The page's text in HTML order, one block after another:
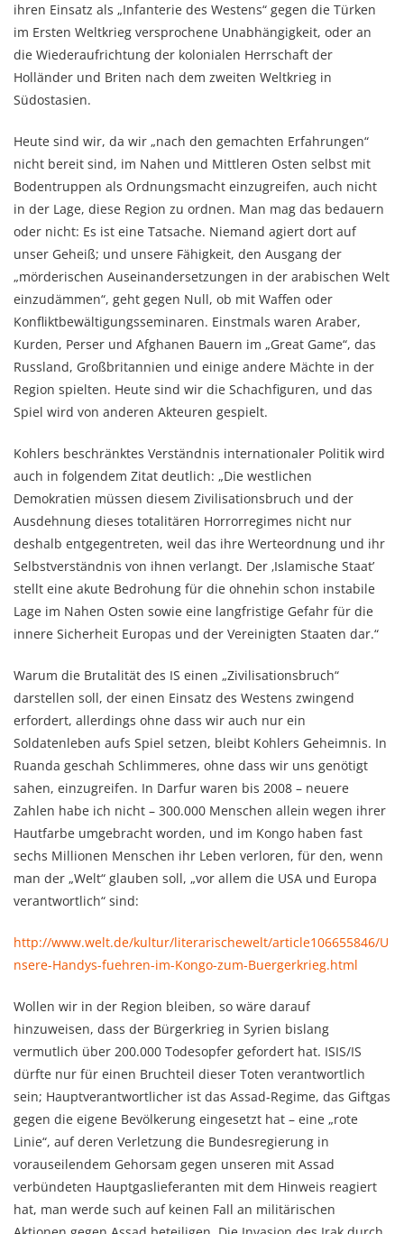
ihren Einsatz als „Infanterie des Westens“ gegen die Türken
im Ersten Weltkrieg versprochene Unabhängigkeit, oder an
die Wiederaufrichtung der kolonialen Herrschaft der
Holländer und Briten nach dem zweiten Weltkrieg in
Südostasien.
Heute sind wir, da wir „nach den gemachten Erfahrungen“
nicht bereit sind, im Nahen und Mittleren Osten selbst mit
Bodentruppen als Ordnungsmacht einzugreifen, auch nicht
in der Lage, diese Region zu ordnen. Man mag das bedauern
oder nicht: Es ist eine Tatsache. Niemand agiert dort auf
unser Geheiß; und unsere Fähigkeit, den Ausgang der
„mörderischen Auseinandersetzungen in der arabischen Welt
einzudämmen“, geht gegen Null, ob mit Waffen oder
Konfliktbewältigungsseminaren. Einstmals waren Araber,
Kurden, Perser und Afghanen Bauern im „Great Game“, das
Russland, Großbritannien und einige andere Mächte in der
Region spielten. Heute sind wir die Schachfiguren, und das
Spiel wird von anderen Akteuren gespielt.
Kohlers beschränktes Verständnis internationaler Politik wird
auch in folgendem Zitat deutlich: „Die westlichen
Demokratien müssen diesem Zivilisationsbruch und der
Ausdehnung dieses totalitären Horrorregimes nicht nur
deshalb entgegentreten, weil das ihre Werteordnung und ihr
Selbstverständnis von ihnen verlangt. Der ‚Islamische Staat’
stellt eine akute Bedrohung für die ohnehin schon instabile
Lage im Nahen Osten sowie eine langfristige Gefahr für die
innere Sicherheit Europas und der Vereinigten Staaten dar.“
Warum die Brutalität des IS einen „Zivilisationsbruch“
darstellen soll, der einen Einsatz des Westens zwingend
erfordert, allerdings ohne dass wir auch nur ein
Soldatenleben aufs Spiel setzen, bleibt Kohlers Geheimnis. In
Ruanda geschah Schlimmeres, ohne dass wir uns genötigt
sahen, einzugreifen. In Darfur waren bis 2008 – neuere
Zahlen habe ich nicht – 300.000 Menschen allein wegen ihrer
Hautfarbe umgebracht worden, und im Kongo haben fast
sechs Millionen Menschen ihr Leben verloren, für den, wenn
man der „Welt“ glauben soll, „vor allem die USA und Europa
verantwortlich“ sind:
http://www.welt.de/kultur/literarischewelt/article106655846/U
nsere-Handys-fuehren-im-Kongo-zum-Buergerkrieg.html
Wollen wir in der Region bleiben, so wäre darauf
hinzuweisen, dass der Bürgerkrieg in Syrien bislang
vermutlich über 200.000 Todesopfer gefordert hat. ISIS/IS
dürfte nur für einen Bruchteil dieser Toten verantwortlich
sein; Hauptverantwortlicher ist das Assad-Regime, das Giftgas
gegen die eigene Bevölkerung eingesetzt hat – eine „rote
Linie“, auf deren Verletzung die Bundesregierung in
vorauseilendem Gehorsam gegen unseren mit Assad
verbündeten Hauptgaslieferanten mit dem Hinweis reagiert
hat, man werde such auf keinen Fall an militärischen